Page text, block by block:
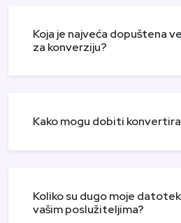
Koja je najveća dopuštena
za konverziju?
Kako mogu dobiti
Koliko su dugo moje
vašim poslužiteljima?